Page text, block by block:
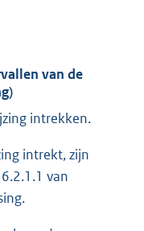
van de
intrekken.
intrekt, zijn
van